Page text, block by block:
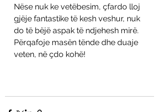
Nëse nuk ke vetëbesim, çfardo lloj
gjëje fantastike të kesh veshur, nuk
do të bëjë aspak të ndjehesh mirë.
Përqafoje masën tënde dhe duaje
veten, në çdo kohë!